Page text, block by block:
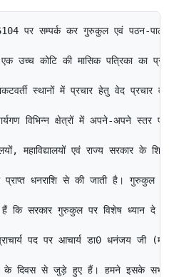
पर सम्पर्क कर गुरुकुल एवं पठन-पाठन
उच्च कोटि की मासिक पत्रिका का
निकटवर्ती स्थानों में प्रचार हेतु वेद
विभिन्न क्षेत्रों में अपने-अपने स्तर
महाविद्यालयों एवं राज्य
धनराशि से की जाती है। गुरुकुल
सरकार गुरुकुल पर विशेष ध्यान दे व
पद पर आचार्य डा0 धनंजय जी
दिवस से जुड़े हुए हैं। हमने इसके सभी